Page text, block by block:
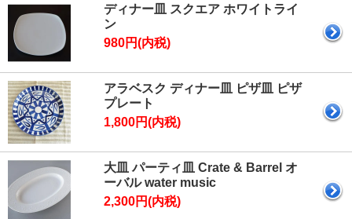
ディナー皿 スクエア ホワイトライ
ン
980円(内税)
アラベスク ディナー皿 ピザ皿 ピザ
プレート
1,800円(内税)
大皿 パーティ皿 Crate & Barrel オ
ーバル water music
2,300円(内税)